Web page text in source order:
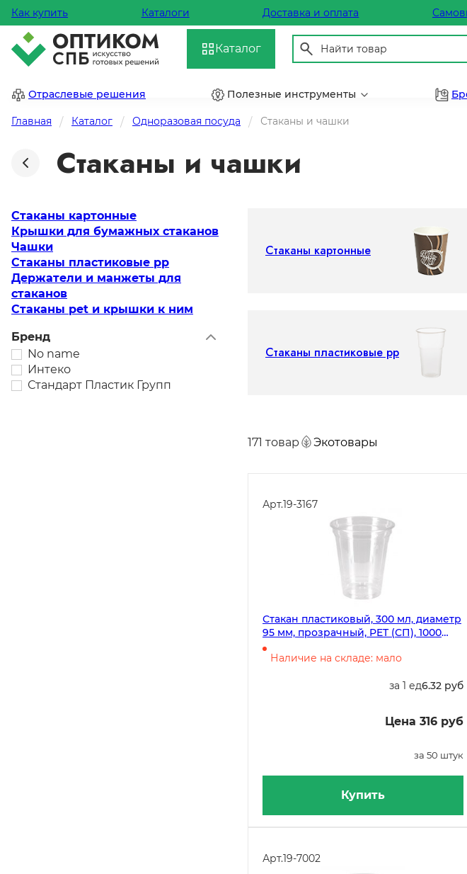
Как купить Каталоги Доставка и оплата
Каталог
Отраслевые решения Полезные инструменты
Главная Каталог Одноразовая посуда Стаканы и чашки
Стаканы и чашки
Стаканы картонные
Крышки для бумажных стаканов
Чашки
Стаканы пластиковые рр
Держатели и манжеты для
стаканов
Стаканы pet и крышки к ним
Бренд
No name
Интеко
Стандарт Пластик Групп
Стаканы картонные
Стаканы пластиковые рр
171 товар Экотовары
Арт.19-3167
Стакан пластиковый, 300 мл, диаметр
95 мм, прозрачный, PET (СП), 1000
штук
Наличие на складе: мало
за 1 ед6.32 руб
Цена 316 руб
за 50 штук
Купить
Арт.19-7002